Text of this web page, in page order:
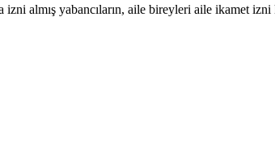
almış yabancıların, aile bireyleri aile ikamet